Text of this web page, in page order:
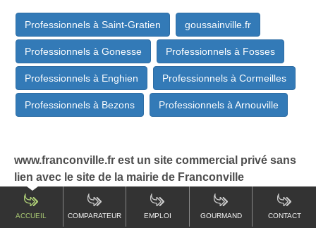
ACCUEIL COMPARATEUR EMPLOI GOURMAND CONTACT
Professionnels à Saint-Gratien goussainville.fr
Professionnels à Gonesse Professionnels à Fosses
Professionnels à Enghien Professionnels à Cormeilles
Professionnels à Bezons Professionnels à Arnouville
www.franconville.fr est un site commercial privé sans
lien avec le site de la mairie de Franconville